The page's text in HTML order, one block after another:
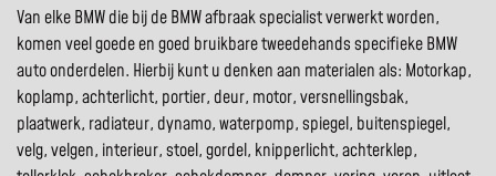
Van elke BMW die bij de BMW afbraak specialist verwerkt worden,
komen veel goede en goed bruikbare tweedehands specifieke BMW
auto onderdelen. Hierbij kunt u denken aan materialen als: Motorkap,
koplamp, achterlicht, portier, deur, motor, versnellingsbak,
plaatwerk, radiateur, dynamo, waterpomp, spiegel, buitenspiegel,
velg, velgen, interieur, stoel, gordel, knipperlicht, achterklep,